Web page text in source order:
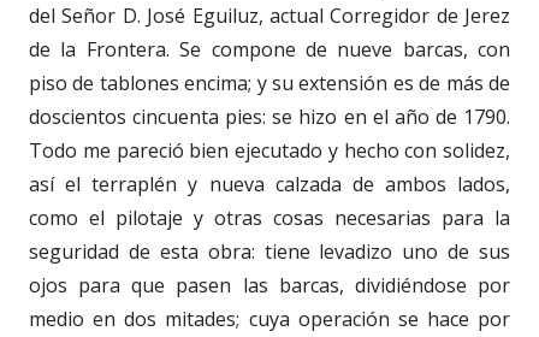
del Señor D. José Eguiluz, actual Corregidor de Jerez
de la Frontera. Se compone de nueve barcas, con
piso de tablones encima; y su extensión es de más de
doscientos cincuenta pies: se hizo en el año de 1790.
Todo me pareció bien ejecutado y hecho con solidez,
así el terraplén y nueva calzada de ambos lados,
como el pilotaje y otras cosas necesarias para la
seguridad de esta obra: tiene levadizo uno de sus
ojos para que pasen las barcas, dividiéndose por
medio en dos mitades; cuya operación se hace por